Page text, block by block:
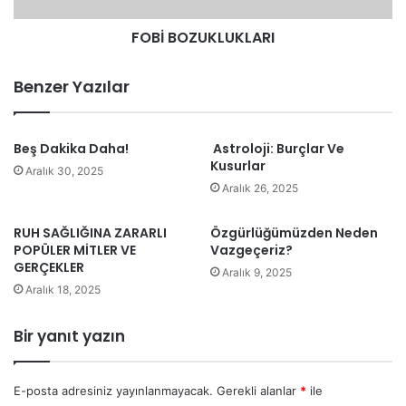
hemfikir olabiliriz: Tek bir “politik psikoloji” yoktur, farklı
psikolojik yaklaşımların kullanıldığı birkaç “politik psikoloji”
1900’lü yılların ortasında ise, alan daha da ilgi çekici bir
hale gelmiştir. Sosyal psikoloji gibi onun alt dalı olan
siyaset psikolojisi, ‘’Nazi Almanyası’’ döneminde altın çağını
FOBİ BOZUKLUKLARI
Benzer Yazılar
Beş Dakika Daha!
Aralık 30, 2025
Astroloji: Burçlar Ve
Kusurlar
Aralık 26, 2025
RUH SAĞLIĞINA ZARARLI
POPÜLER MİTLER VE
GERÇEKLER
Aralık 18, 2025
Özgürlüğümüzden Neden
Vazgeçeriz?
Aralık 9, 2025
Bir yanıt yazın
E-posta adresiniz yayınlanmayacak. Gerekli alanlar * ile